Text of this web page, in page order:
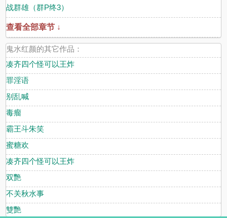
战群雄（群P终3）
查看全部章节 ↓
鬼水红颜的其它作品：
凑齐四个怪可以王炸
罪淫语
别乱喊
毒瘤
霸王斗朱笑
蜜糖欢
凑齐四个怪可以王炸
双艷
不关秋水事
雙艷